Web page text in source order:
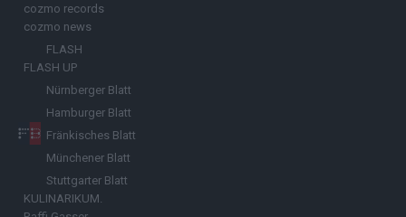
cozmo records
cozmo news
FLASH
FLASH UP
Nürnberger Blatt
Hamburger Blatt
Fränkisches Blatt
Münchener Blatt
Stuttgarter Blatt
KULINARIKUM.